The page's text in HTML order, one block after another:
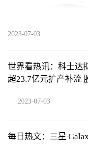
2023-07-03
世界看热讯：科士达
超23.7亿元扩产补流
2023-07-03
每日热文：三星